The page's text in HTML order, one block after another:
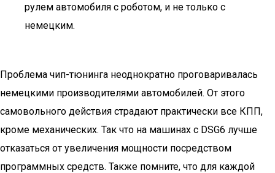
рулем автомобиля с роботом, и не только с
немецким.
Проблема чип-тюнинга неоднократно проговаривалась
немецкими производителями автомобилей. От этого
самовольного действия страдают практически все КПП,
кроме механических. Так что на машинах с DSG6 лучше
отказаться от увеличения мощности посредством
программных средств. Также помните, что для каждой